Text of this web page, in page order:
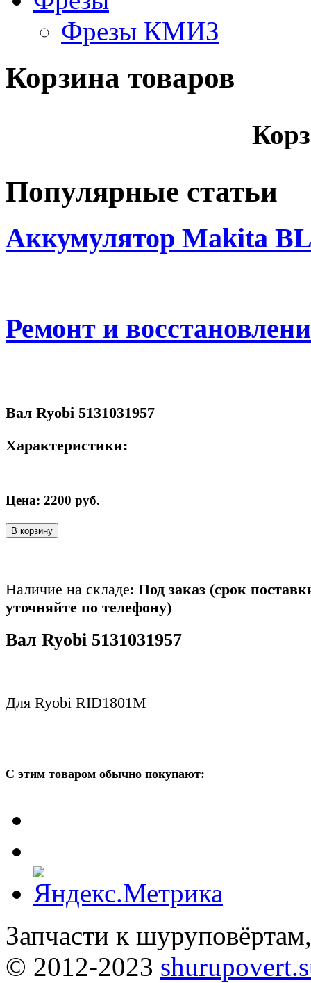
Фрезы КМИЗ
Корзина товаров
Популярные статьи
Аккумулятор Makita
Ремонт и
Вал Ryobi 5131031957
Характеристики:
Цена: 2200 руб.
В корзину
Наличие на складе: Под заказ (срок
уточняйте по телефону)
Вал Ryobi 5131031957
Для Ryobi RID1801M
С этим товаром обычно покупают:
Запчасти к
© 2012-2023